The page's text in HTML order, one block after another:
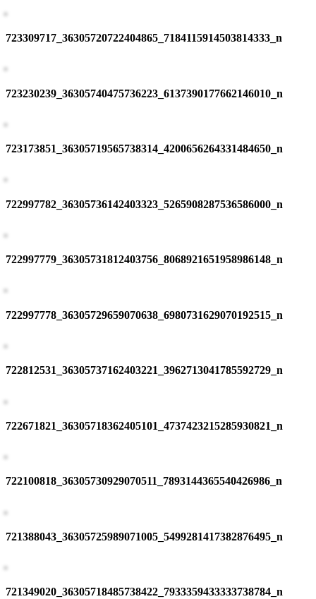
723309717_36305720722404865_7184115914503814333_n
723230239_36305740475736223_6137390177662146010_n
723173851_36305719565738314_4200656264331484650_n
722997782_36305736142403323_5265908287536586000_n
722997779_36305731812403756_8068921651958986148_n
722997778_36305729659070638_6980731629070192515_n
722812531_36305737162403221_3962713041785592729_n
722671821_36305718362405101_4737423215285930821_n
722100818_36305730929070511_7893144365540426986_n
721388043_36305725989071005_5499281417382876495_n
721349020_36305718485738422_7933359433333738784_n